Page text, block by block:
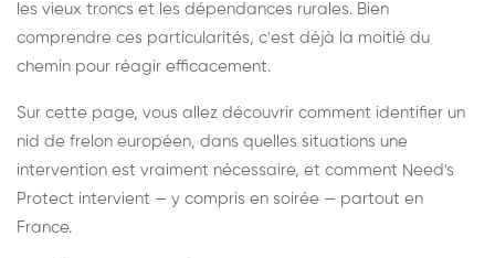
les vieux troncs et les dépendances rurales. Bien
comprendre ces particularités, c'est déjà la moitié du
chemin pour réagir efficacement.
Sur cette page, vous allez découvrir comment identifier un
nid de frelon européen, dans quelles situations une
intervention est vraiment nécessaire, et comment Need's
Protect intervient — y compris en soirée — partout en
France.